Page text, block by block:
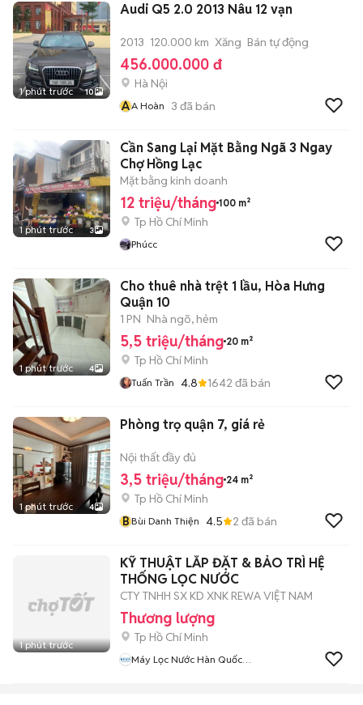
1 phút trước 10
Audi Q5 2.0 2013 Nâu 12 vạn
2013 120.000 km Xăng Bán tự động
456.000.000 đ
Hà Nội
AA Hoàn 3 đã bán
1 phút trước 3
Cần Sang Lại Mặt Bằng Ngã 3 Ngay
Chợ Hồng Lạc
Mặt bằng kinh doanh
12 triệu/tháng 100 m²
Tp Hồ Chí Minh
Phúcc
1 phút trước 4
Cho thuê nhà trệt 1 lầu, Hòa Hưng
Quận 10
1 PN Nhà ngõ, hẻm
5,5 triệu/tháng 20 m²
Tp Hồ Chí Minh
Tuấn Trần 4.8 1642 đã bán
1 phút trước 4
Phòng trọ quận 7, giá rẻ
Nội thất đầy đủ
3,5 triệu/tháng 24 m²
Tp Hồ Chí Minh
BBùi Danh Thiện 4.5 2 đã bán
1 phút trước
KỸ THUẬT LẮP ĐẶT & BẢO TRÌ HỆ
THỐNG LỌC NƯỚC
CTY TNHH SX KD XNK REWA VIỆT NAM
Thương lượng
Tp Hồ Chí Minh
Máy Lọc Nước Hàn Quốc